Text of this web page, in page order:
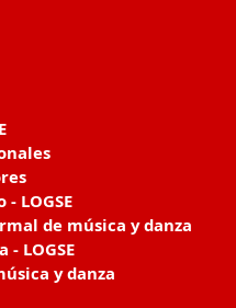
LOGSE
de música y danza
- LOGSE
y danza